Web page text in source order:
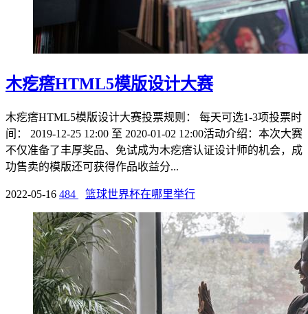
木疙瘩HTML5模版设计大赛
木疙瘩HTML5模版设计大赛投票规则： 每天可选1-3项投票时
间： 2019-12-25 12:00 至 2020-01-02 12:00活动介绍：本次大赛
不仅准备了丰厚奖品、免试成为木疙瘩认证设计师的机会，成
功售卖的模版还可获得作品收益分...
2022-05-16 484 篮球世界杯在哪里举行